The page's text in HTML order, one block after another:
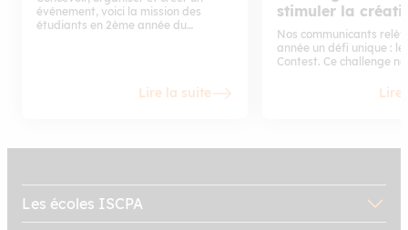
événement, voici la mission des
étudiants en 2ème année du
Lire la suite
stimuler la
Nos communicants
année un défi unique :
Contest. Ce challenge
Toulouse autour d’unLire
Les écoles ISCPA